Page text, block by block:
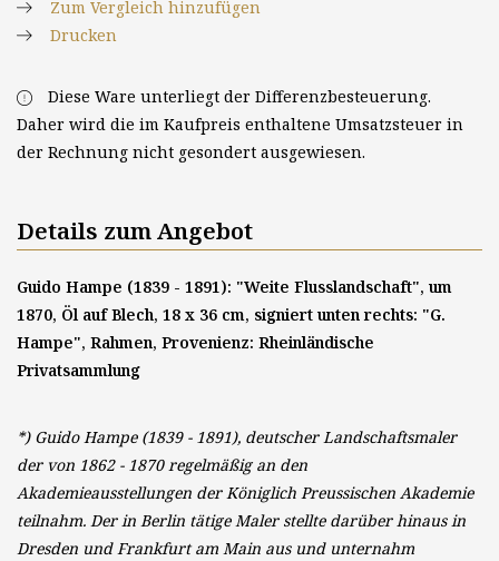
Zum Vergleich hinzufügen
Drucken
Diese Ware unterliegt der Differenzbesteuerung.
Daher wird die im Kaufpreis enthaltene Umsatzsteuer in
der Rechnung nicht gesondert ausgewiesen.
Details zum Angebot
Guido Hampe (1839 - 1891): "Weite Flusslandschaft", um
1870, Öl auf Blech, 18 x 36 cm, signiert unten rechts: "G.
Hampe", Rahmen, Provenienz: Rheinländische
Privatsammlung
*) Guido Hampe (1839 - 1891), deutscher Landschaftsmaler
der von 1862 - 1870 regelmäßig an den
Akademieausstellungen der Königlich Preussischen Akademie
teilnahm. Der in Berlin tätige Maler stellte darüber hinaus in
Dresden und Frankfurt am Main aus und unternahm